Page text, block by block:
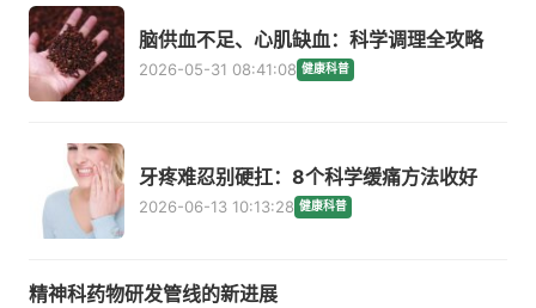
脑供血不足、心肌缺血：科学调理全攻略
2026-05-31 08:41:08 健康科普
牙疼难忍别硬扛：8个科学缓痛方法收好
2026-06-13 10:13:28 健康科普
精神科药物研发管线的新进展